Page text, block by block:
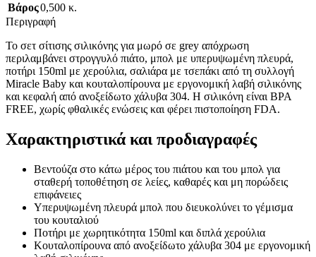
Βάρος0,500 κ.
Περιγραφή
Το σετ σίτισης σιλικόνης για μωρό σε grey απόχρωση
περιλαμβάνει στρογγυλό πιάτο, μπολ με υπερυψωμένη πλευρά,
ποτήρι 150ml με χερούλια, σαλιάρα με τσεπάκι από τη συλλογή
Miracle Baby και κουταλοπίρουνα με εργονομική λαβή σιλικόνης
και κεφαλή από ανοξείδωτο χάλυβα 304. Η σιλικόνη είναι BPA
FREE, χωρίς φθαλικές ενώσεις και φέρει πιστοποίηση FDA.
Χαρακτηριστικά και προδιαγραφές
Βεντούζα στο κάτω μέρος του πιάτου και του μπολ για
σταθερή τοποθέτηση σε λείες, καθαρές και μη πορώδεις
επιφάνειες
Υπερυψωμένη πλευρά μπολ που διευκολύνει το γέμισμα
του κουταλιού
Ποτήρι με χωρητικότητα 150ml και διπλά χερούλια
Κουταλοπίρουνα από ανοξείδωτο χάλυβα 304 με εργονομική